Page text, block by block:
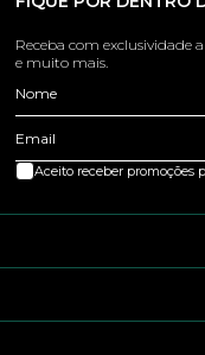
Receba com exclusividade
e muito mais.
Nome
Email
Aceito receber promoções